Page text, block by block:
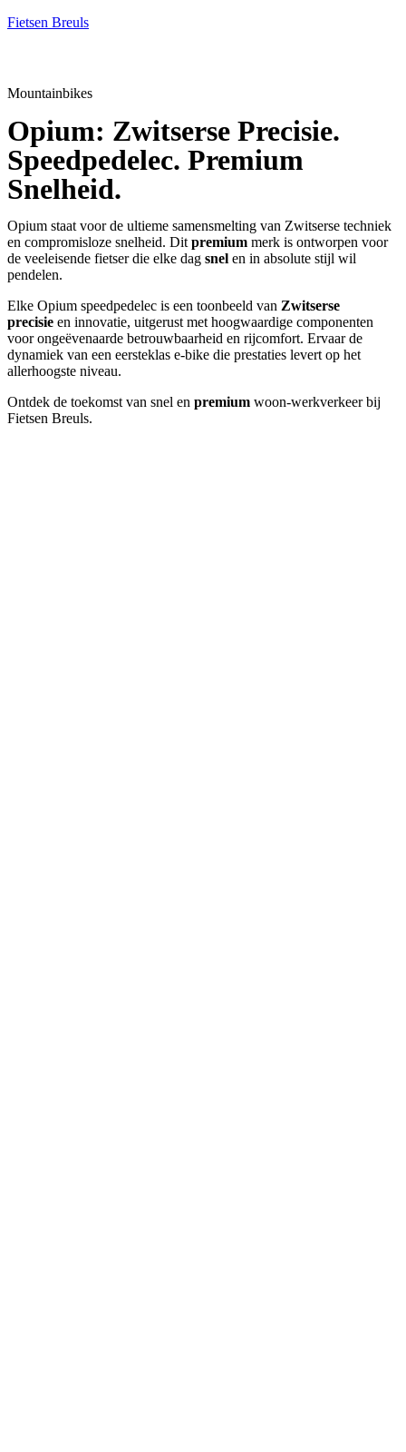
Fietsen Breuls
Mountainbikes
Opium: Zwitserse Precisie.
Speedpedelec. Premium
Snelheid.
Opium staat voor de ultieme samensmelting van Zwitserse techniek
en compromisloze snelheid. Dit premium merk is ontworpen voor
de veeleisende fietser die elke dag snel en in absolute stijl wil
pendelen.
Elke Opium speedpedelec is een toonbeeld van Zwitserse
precisie en innovatie, uitgerust met hoogwaardige componenten
voor ongeëvenaarde betrouwbaarheid en rijcomfort. Ervaar de
dynamiek van een eersteklas e-bike die prestaties levert op het
allerhoogste niveau.
Ontdek de toekomst van snel en premium woon-werkverkeer bij
Fietsen Breuls.